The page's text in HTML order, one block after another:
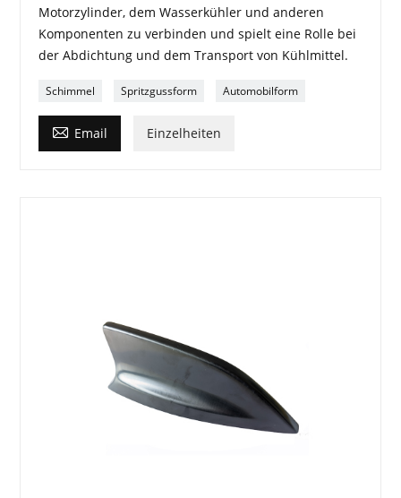
Motorzylinder, dem Wasserkühler und anderen
Komponenten zu verbinden und spielt eine Rolle bei
der Abdichtung und dem Transport von Kühlmittel.
Schimmel Spritzgussform Automobilform
 Email Einzelheiten